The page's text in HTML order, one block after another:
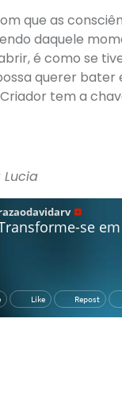
que as
daquele
é como se
querer
tem a
Lucia